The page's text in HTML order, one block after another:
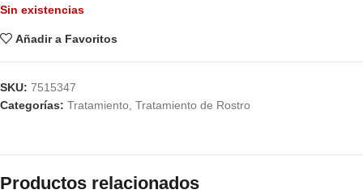
Sin existencias
Añadir a Favoritos
SKU: 7515347
Categorías: Tratamiento Tratamiento de Rostro
Productos relacionados